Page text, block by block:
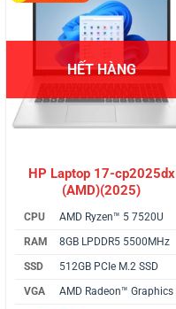
HẾT HÀNG
HP Laptop 17-cp2025dx
(AMD)(2025)
CPU
AMD Ryzen™ 5 7520U
RAM
8GB LPDDR5 5500MHz
SSD
512GB PCIe M.2 SSD
VGA
AMD Radeon™ Graphics